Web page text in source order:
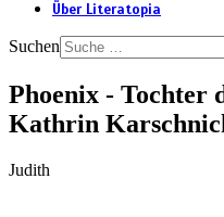
Über Literatopia
Suchen
Phoenix - Tochter
Kathrin
Judith